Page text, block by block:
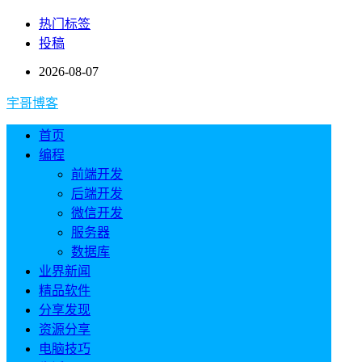
热门标签
投稿
2026-08-07
宇哥博客
首页
编程
前端开发
后端开发
微信开发
服务器
数据库
业界新闻
精品软件
分享发现
资源分享
电脑技巧